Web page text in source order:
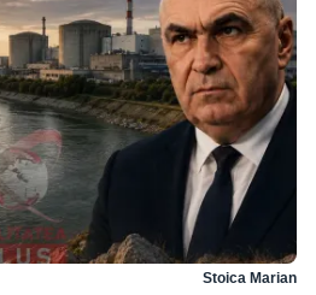
Stoica Marian